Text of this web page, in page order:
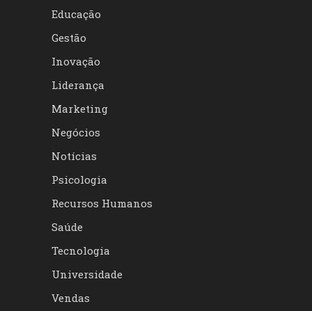
Educação
Gestão
Inovação
Liderança
Marketing
Negócios
Notícias
Psicologia
Recursos Humanos
Saúde
Tecnologia
Universidade
Vendas